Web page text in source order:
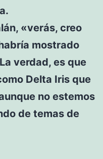
«verás, creo
mostrado
verdad, es que
Delta Iris que
no estemos
de temas de